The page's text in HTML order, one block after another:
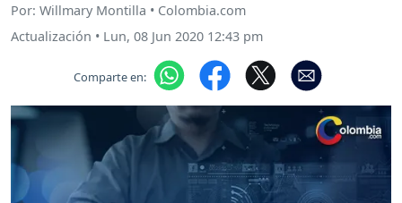
Por: Willmary Montilla • Colombia.com
Actualización • Lun, 08 Jun 2020 12:43 pm
Comparte en: